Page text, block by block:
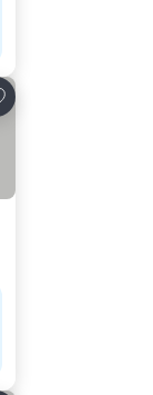
a favoritos